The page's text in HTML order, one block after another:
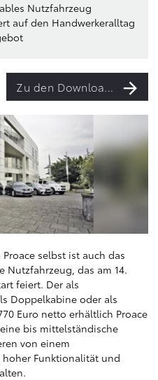
Nutzfahrzeug
auf den Handwerkeralltag
Zu den Downloads
selbst ist auch das
das am 14.
feiert. Der als
Doppelkabine oder als
Euro netto erhältlich Proace
bis mittelständische
von einem
Funktionalität und